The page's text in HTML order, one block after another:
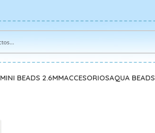
MINI BEADS 2.6MMACCESORIOSAQUA BEADS